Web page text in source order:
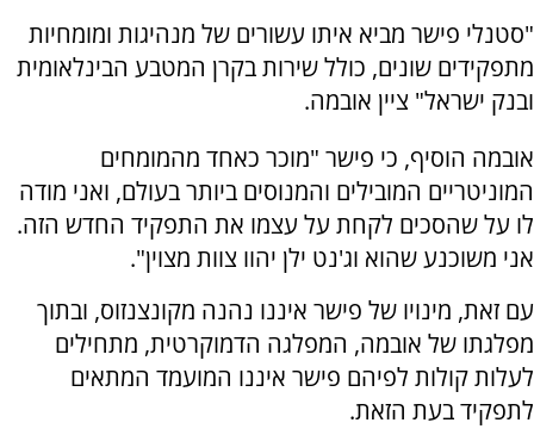
"סטנלי פישר מביא איתו עשורים של מנהיגות ומומחיות
מתפקידים שונים, כולל שירות בקרן המטבע הבינלאומית
ובנק ישראל" ציין אובמה.
אובמה הוסיף, כי פישר "מוכר כאחד מהמומחים
המוניטריים המובילים והמנוסים ביותר בעולם, ואני מודה
לו על שהסכים לקחת על עצמו את התפקיד החדש הזה.
אני משוכנע שהוא וג'נט ילן יהוו צוות מצוין".
עם זאת, מינויו של פישר איננו נהנה מקונצנזוס, ובתוך
מפלגתו של אובמה, המפלגה הדמוקרטית, מתחילים
לעלות קולות לפיהם פישר איננו המועמד המתאים
לתפקיד בעת הזאת.